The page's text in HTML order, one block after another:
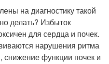
на диагностику такой
делать? Избыток
для сердца и почек.
нарушения ритма
снижение функции почек и